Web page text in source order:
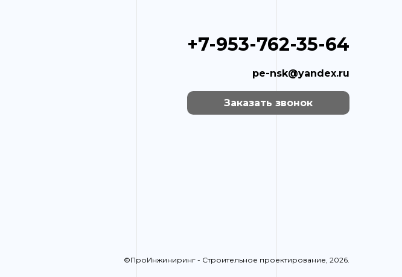
+7-953-762-35-64
pe-nsk@yandex.ru
Заказать звонок
©ПроИнжиниринг - Строительное проектирование, 2026.